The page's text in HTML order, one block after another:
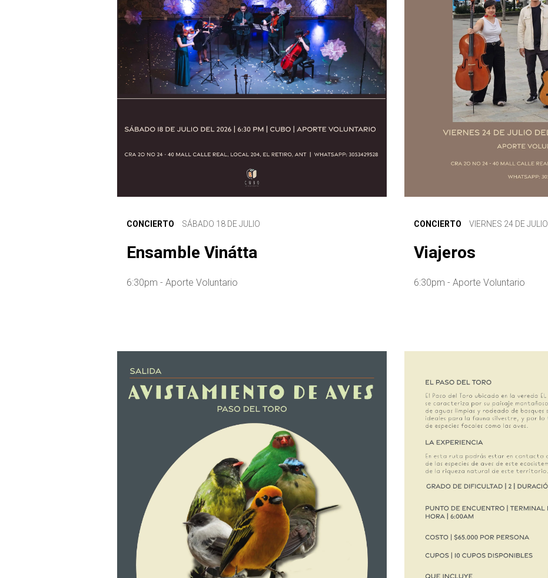
CONCIERTO SÁBADO 18 DE JULIO
Ensamble Vinátta
6:30pm - Aporte Voluntario
CONCIERTO VIERNES 24 DE JULIO
Viajeros
6:30pm - Aporte Voluntario